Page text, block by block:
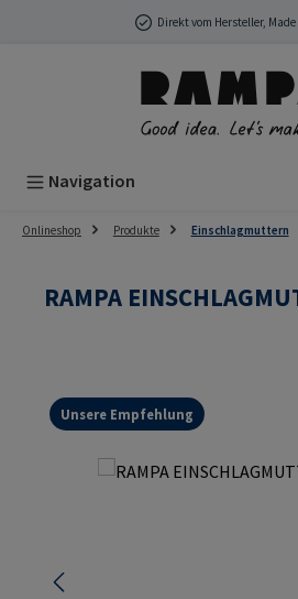
Zum Hauptinhalt springenDirekt vom Hersteller,
Navigation
Onlineshop Produkte Einschlagmuttern
RAMPA
Unsere Empfehlung
Bildergalerie überspringen